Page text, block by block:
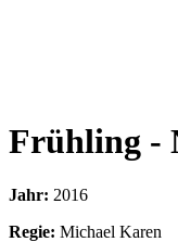
Frühling -
Jahr: 2016
Regie: Michael Karen